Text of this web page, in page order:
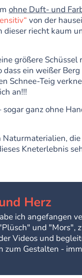
ohne Duft- und
von der
riecht kaum
größere Schüssel
dass ein weißer
Schnee-Teig
an!!!
sogar ganz ohne
Naturmaterialien,
Kneterlebnis
Herz
ich angefangen
und "Mors",
Videos und
zum Gestalten -